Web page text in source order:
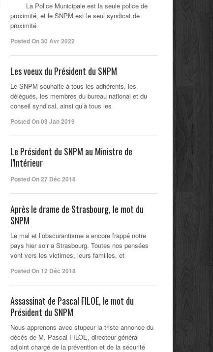
La Police Municipale est la seule police de
proximité, et le SNPM est le seul syndicat de
proximité
Posted On 30 Avr 2022
Les voeux du Président du SNPM
Le SNPM souhaite à tous les adhérents, les
délégués, les membres du bureau national et du
conseil syndical, ainsi qu’à tous les
Posted On 03 Jan 2019
Le Président du SNPM au Ministre de
l’Intérieur
Posted On 27 Déc 2018
Après le drame de Strasbourg, le mot du
SNPM
Le mal et l’obscurantisme a encore frappé notre
pays hier soir a Strasbourg. Toutes nos pensées
vont vers les victimes, leurs familles, et
Posted On 12 Déc 2018
Assassinat de Pascal FILOE, le mot du
Président du SNPM
Nous apprenons avec stupeur la triste annonce du
décès de M. Pascal FILOE, directeur général
adjoint chargé de la prévention et de la sécurité